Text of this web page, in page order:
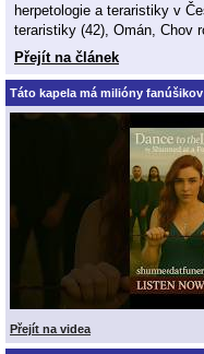
herpetologie a teraristiky v
teraristiky (42), Omán, Chov
Přejít na článek
Táto kapela má milióny
Přejít na videa